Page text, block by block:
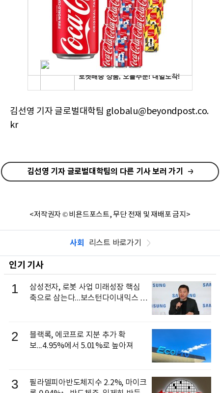
김선영 기자 글로벌대학팀 globalu@beyondpost.co.
kr
김선영 기자 글로벌대학팀의 다른 기사 보러 가기
<저작권자 © 비욘드포스트, 무단 전재 및 재배포 금지>
사회 리스트 바로가기
인기 기사
1
삼성전자, 로봇 사업 미래성장 핵심
축으로 삼는다...보스턴다이내믹스 출
2
블랙록, 에코프로 지분 추가 확
보...4.95%에서 5.01%로 높아져
3
필라델피아반도체지수 2.2%, 마이크